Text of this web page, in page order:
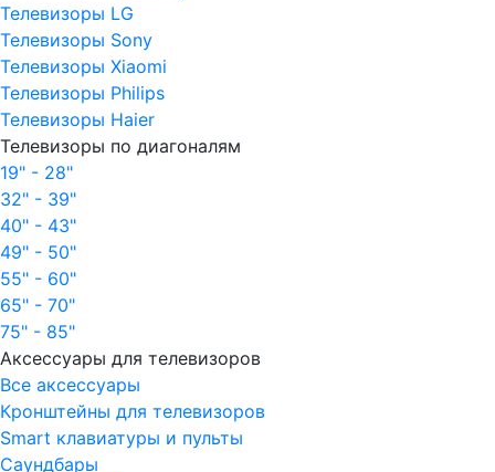
Телевизоры LG
Телевизоры Sony
Телевизоры Xiaomi
Телевизоры Philips
Телевизоры Haier
Телевизоры по диагоналям
19" - 28"
32" - 39"
40" - 43"
49" - 50"
55" - 60"
65" - 70"
75" - 85"
Аксессуары для телевизоров
Все аксессуары
Кронштейны для телевизоров
Smart клавиатуры и пульты
Саундбары